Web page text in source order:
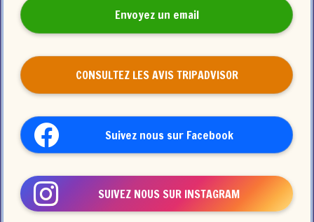
Envoyez un email
CONSULTEZ LES AVIS TRIPADVISOR
Suivez nous sur Facebook
SUIVEZ NOUS SUR INSTAGRAM